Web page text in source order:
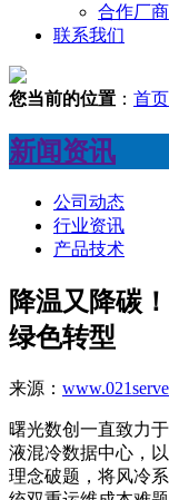
合作厂商
联系我们
您当前的位置 ： 首页
新闻资讯
公司动态
行业资讯
产品技术
降温又降碳
绿色转型
来源：
曙光数创一直致力
液混冷数据中心，
理念破题，将风冷